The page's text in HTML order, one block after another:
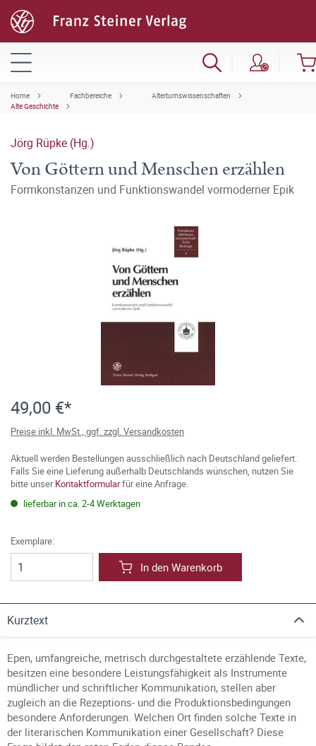
Home Fachbereiche
Altertumswissenschaften
Alte Geschichte
Jörg Rüpke (Hg.)
Von Göttern und Menschen erzählen
Formkonstanzen und Funktionswandel vormoderner Epik
49,00 €*
Preise inkl. MwSt., ggf. zzgl. Versandkosten
Aktuell werden Bestellungen ausschließlich nach Deutschland geliefert.
Falls Sie eine Lieferung außerhalb Deutschlands wünschen, nutzen Sie
bitte unserKontaktformularfür eine Anfrage.
lieferbar in ca. 2-4 Werktagen
Exemplare:
In den Warenkorb
Kurztext
Epen, umfangreiche, metrisch durchgestaltete erzählende Texte,
besitzen eine besondere Leistungsfähigkeit als Instrumente
mündlicher und schriftlicher Kommunikation, stellen aber
zugleich an die Rezeptions- und die Produktionsbedingungen
besondere Anforderungen. Welchen Ort finden solche Texte in
der literarischen Kommunikation einer Gesellschaft? Diese